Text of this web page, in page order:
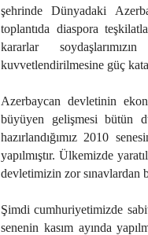
şehrinde Dünyadaki
toplantıda diaspora
kararlar
kuvvetlendirilmesine güç
Azerbaycan devletinin
büyüyen gelişmesi bütün
hazırlandığımız 2010
yapılmıştır. Ülkemizde
devletimizin zor sınavlardan
Şimdi cumhuriyetimizde
senenin kasım ayında